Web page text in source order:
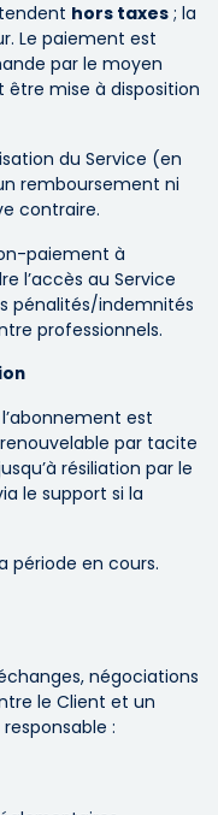
hors taxes ; la
Le paiement est
par le moyen
être mise à disposition
du Service (en
remboursement ni
contraire.
paiement à
l’accès au Service
pénalités/indemnités
professionnels.
est
par tacite
résiliation par le
le support si la
période en cours.
négociations
le Client et un
: